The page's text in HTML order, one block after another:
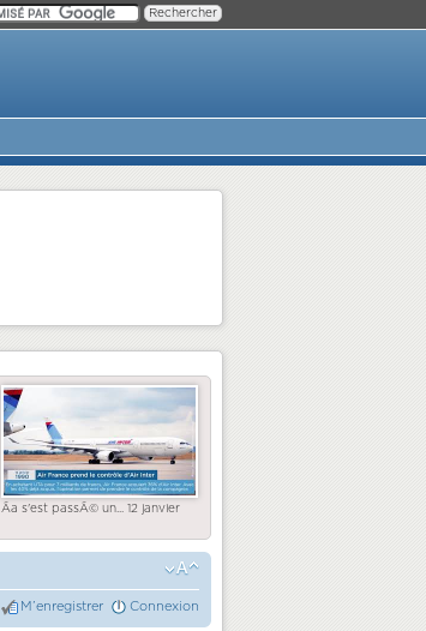
Ãa s'est passÃ© un... 12 janvier
M’enregistrer Connexion